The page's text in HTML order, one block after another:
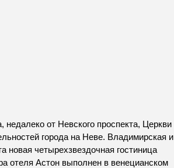
недалеко от Невского проспекта, Церкви
города на Неве. Владимирская и
четырехзвездочная гостиница
отеля Астон выполнен в венецианском